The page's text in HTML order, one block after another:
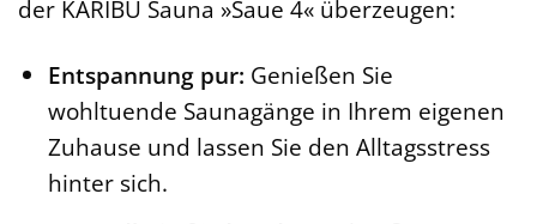
der KARIBU Sauna »Saue 4« überzeugen:
Entspannung pur: Genießen Sie
wohltuende Saunagänge in Ihrem eigenen
Zuhause und lassen Sie den Alltagsstress
hinter sich.